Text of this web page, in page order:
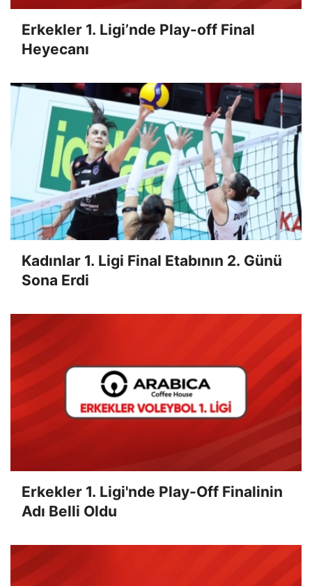
Erkekler 1. Ligi’nde Play-off Final
Heyecanı
Kadınlar 1. Ligi Final Etabının 2. Günü
Sona Erdi
Erkekler 1. Ligi'nde Play-Off Finalinin
Adı Belli Oldu